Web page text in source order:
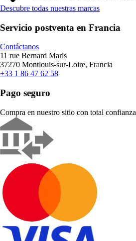
Descubre todas nuestras marcas
Servicio postventa en Francia
Contáctanos
11 rue Bernard Maris
37270 Montlouis-sur-Loire, Francia
+33 1 86 47 62 58
Pago seguro
Compra en nuestro sitio con total confianza